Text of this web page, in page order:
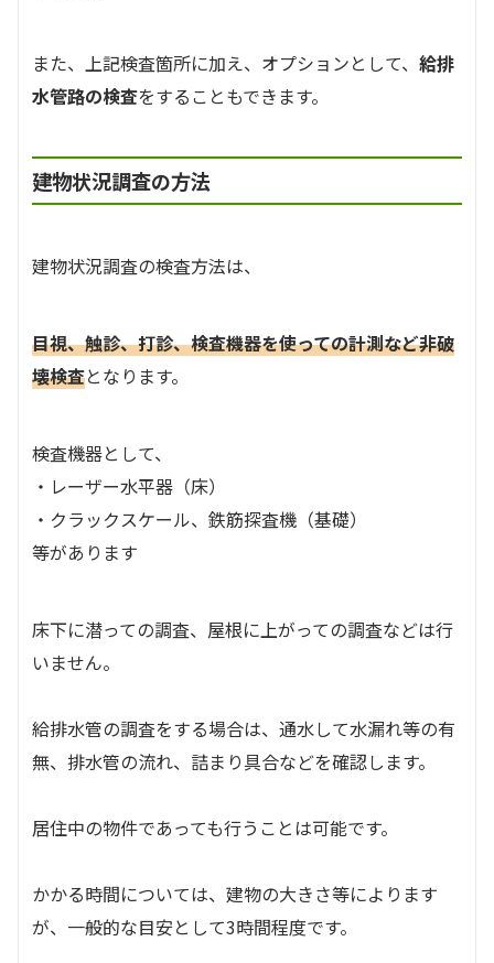
また、上記検査箇所に加え、オプションとして、 給排
水管路の検査をすることもできます。
建物状況調査の方法
建物状況調査の検査方法は、
目視、触診、打診、検査機器を使っての計測など非破
壊検査となります。
検査機器として、
・レーザー水平器（床）
・クラックスケール、鉄筋探査機（基礎）
等があります
床下に潜っての調査、屋根に上がっての調査などは行
いません。
給排水管の調査をする場合は、通水して水漏れ等の有
無、排水管の流れ、詰まり具合などを確認します。
居住中の物件であっても行うことは可能です。
かかる時間については、建物の大きさ等によります
が、一般的な目安として3時間程度です。